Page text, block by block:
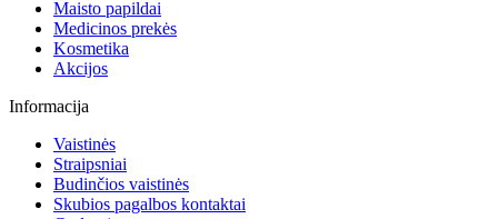
Maisto papildai
Medicinos prekės
Kosmetika
Akcijos
Informacija
Vaistinės
Straipsniai
Budinčios vaistinės
Skubios pagalbos kontaktai